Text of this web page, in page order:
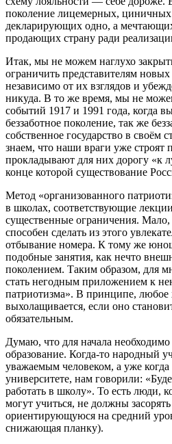
поколение лицемерных, циничных
декларирующих одно, а
продающих страну ради
Итак, мы не можем наглухо
ограничить представителям
независимо от их взглядов и
никуда. В то же время, мы не
событий 1917 и 1991 года, когда
беззаботное поколение, так же
собственное государство в
знаем, что наши враги уже
прокладывают для них дорогу «к
конце которой существование
Метод «организованного
в школах, соответствующие
существенные ограничения. Мало,
способен сделать из этого
отбывание номера. К тому же
подобные занятия, как нечто
поколением. Таким образом, для
стать негодным приложением к
патриотизма». В принципе, любое
выхолащивается, если оно
обязательным.
Думаю, что для начала
образование. Когда-то народный
уважаемым человеком, а уже
университете, нам говорили:
работать в школу». То есть люди,
могут учиться, не должны
ориентирующуюся на средний
снижающая планку).